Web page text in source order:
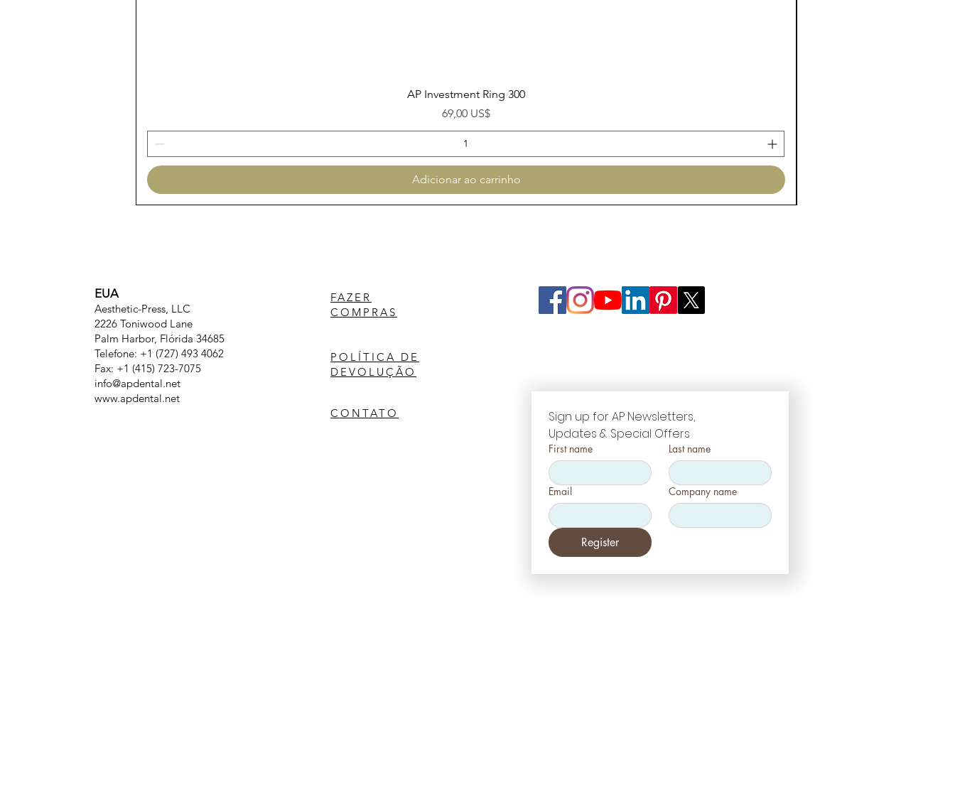
Visualização rápida
AP Investment Ring 300
Preço
69,00 US$
Adicionar ao carrinho
EUA
Aesthetic-Press, LLC
2226 Toniwood Lane
Palm Harbor, Flórida 34685
Telefone: +1 (727) 493 4062
Fax: +1 (415) 723-7075
info@apdental.net
www.apdental.net
FAZER
COMPRAS
POLÍTICA DE
DEVOLUÇÃO
CONTATO
Sign up for AP Newsletters,
Updates & Special Offers
First name Last name
Email Company name
Register